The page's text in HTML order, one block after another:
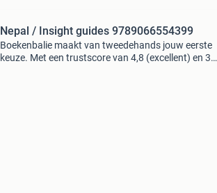
Nepal / Insight guides 9789066554399
Boekenbalie maakt van tweedehands jouw eerste
keuze. Met een trustscore van 4,8 (excellent) en 30